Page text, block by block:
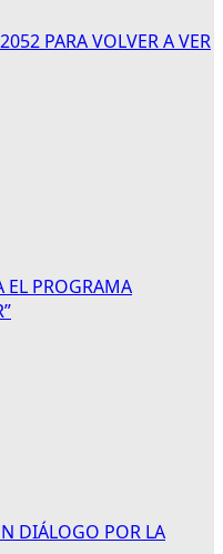
PARA VOLVER A VER
EL PROGRAMA
DIÁLOGO POR LA